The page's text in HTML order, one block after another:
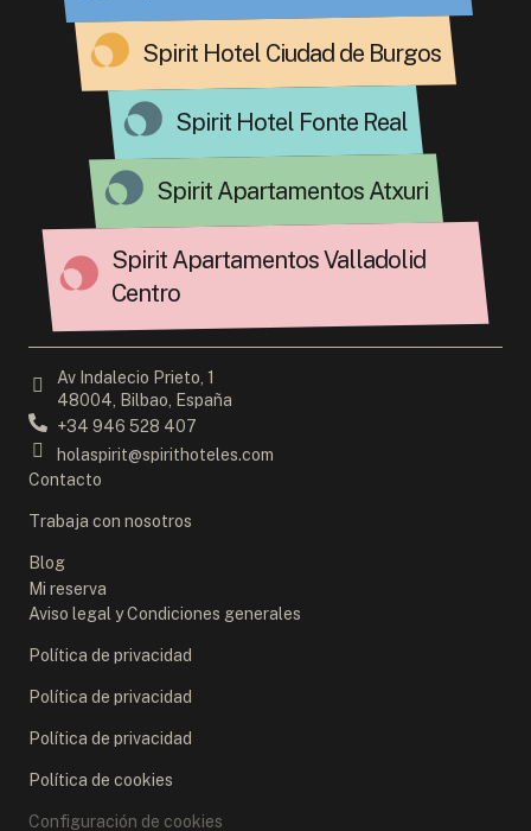
Spirit Hotel Ciudad de Burgos
Spirit Hotel Fonte Real
Spirit Apartamentos Atxuri
Spirit Apartamentos Valladolid
Centro
Av Indalecio Prieto, 1
48004, Bilbao, España
+34 946 528 407
holaspirit@spirithoteles.com
Contacto
Trabaja con nosotros
Blog
Mi reserva
Aviso legal y Condiciones generales
Política de privacidad
Política de privacidad
Política de privacidad
Política de cookies
Configuración de cookies